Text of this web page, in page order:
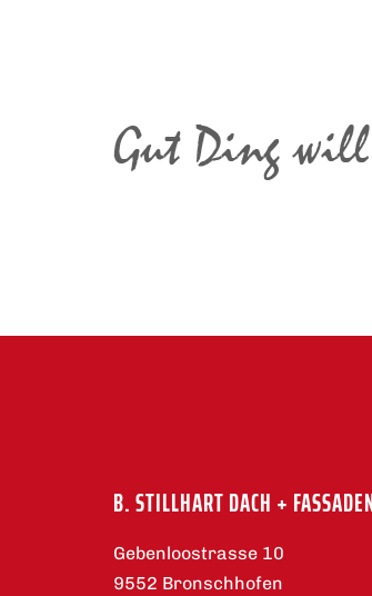
B. STILLHART DACH +
Gebenloostrasse 10
9552 Bronschhofen